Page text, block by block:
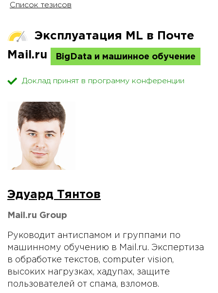
Список тезисов
Эксплуатация ML в Почте
Mail.ru
BigData и машинное обучение
Доклад принят в программу конференции
Эдуард Тянтов
Mail.ru Group
Руководит антиспамом и группами по
машинному обучению в Mail.ru. Экспертиза
в обработке текстов, computer vision,
высоких нагрузках, хадупах, защите
пользователей от спама, взломов.